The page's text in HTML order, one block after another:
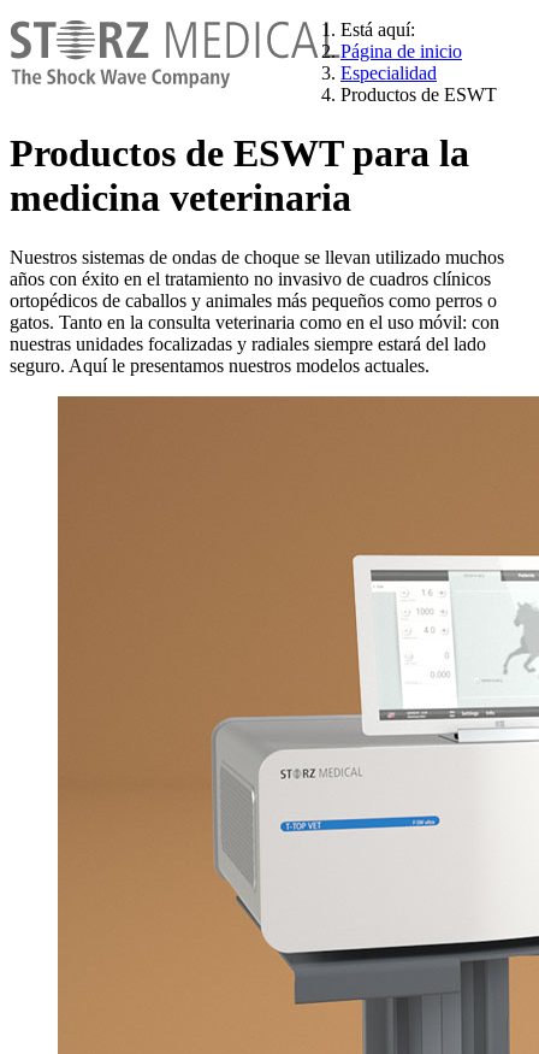
Está aquí:
Página de inicio
Especialidad
Productos de ESWT
Productos de ESWT para la
medicina veterinaria
Nuestros sistemas de ondas de choque se llevan utilizado muchos
años con éxito en el tratamiento no invasivo de cuadros clínicos
ortopédicos de caballos y animales más pequeños como perros o
gatos. Tanto en la consulta veterinaria como en el uso móvil: con
nuestras unidades focalizadas y radiales siempre estará del lado
seguro. Aquí le presentamos nuestros modelos actuales.